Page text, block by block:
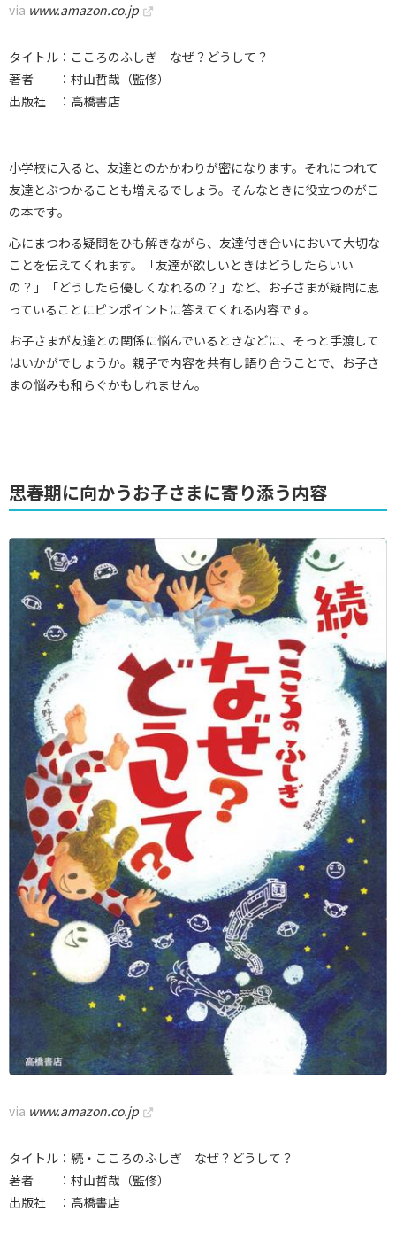
via www.amazon.co.jp
タイトル：こころのふしぎ なぜ？どうして？
著者 ：村山哲哉（監修）
出版社 ：高橋書店
小学校に入ると、友達とのかかわりが密になります。それにつれて
友達とぶつかることも増えるでしょう。そんなときに役立つのがこ
の本です。
心にまつわる疑問をひも解きながら、友達付き合いにおいて大切な
ことを伝えてくれます。「友達が欲しいときはどうしたらいい
の？」「どうしたら優しくなれるの？」など、お子さまが疑問に思
っていることにピンポイントに答えてくれる内容です。
お子さまが友達との関係に悩んでいるときなどに、そっと手渡して
はいかがでしょうか。親子で内容を共有し語り合うことで、お子さ
まの悩みも和らぐかもしれません。
思春期に向かうお子さまに寄り添う内容
via www.amazon.co.jp
タイトル：続・こころのふしぎ なぜ？どうして？
著者 ：村山哲哉（監修）
出版社 ：高橋書店